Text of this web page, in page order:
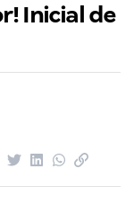
Inicial de